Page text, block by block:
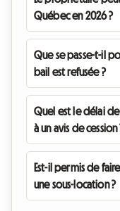
Québec en 2026 ?
Que se passe-t-il
bail est refusée ?
Quel est le délai
à un avis de cession
Est-il permis de
une sous-location ?